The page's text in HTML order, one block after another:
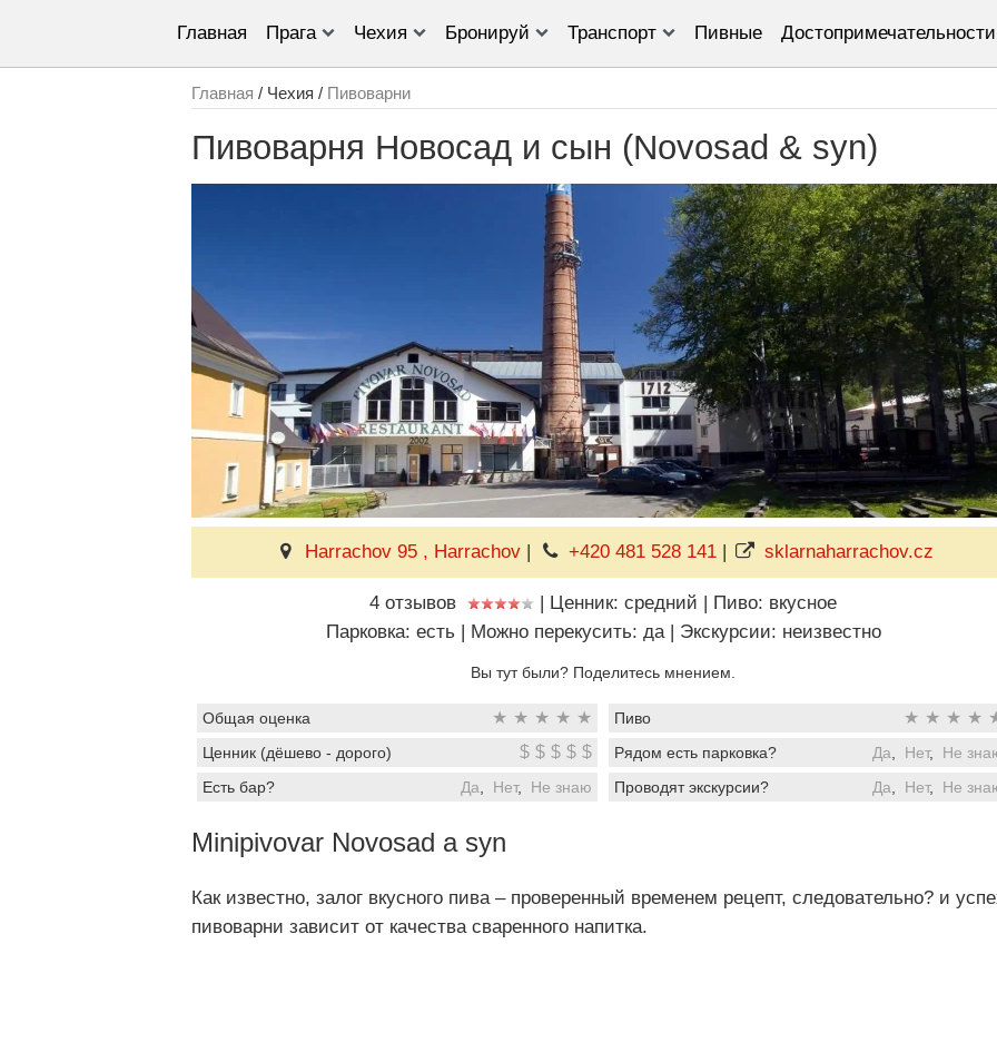
Главная Прага Чехия Бронируй Транспорт Пивные Достопримечательности
Главная / Чехия / Пивоварни
Пивоварня Новосад и сын (Novosad & syn)
Harrachov 95 , Harrachov | +420 481 528 141| sklarnaharrachov.cz
4 отзывов | Ценник: средний | Пиво: вкусное
Парковка: есть | Можно перекусить: да | Экскурсии: неизвестно
Вы тут были? Поделитесь мнением.
Общая оценка ★ ★ ★ ★ ★ Пиво ★ ★ ★ ★
Ценник (дёшево - дорого) $ $ $ $ $ Рядом есть парковка? Да Нет, Не
Есть бар?
Да Нет, Не знаю Проводят экскурсии? Да Нет, Не
Minipivovar Novosad a syn
Как известно, залог вкусного пива – проверенный временем рецепт, следовательно? и
пивоварни зависит от качества сваренного напитка.